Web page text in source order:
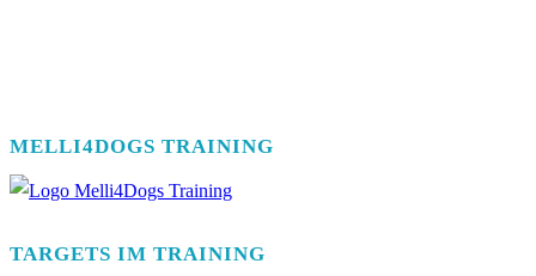
MELLI4DOGS TRAINING
TARGETS IM TRAINING